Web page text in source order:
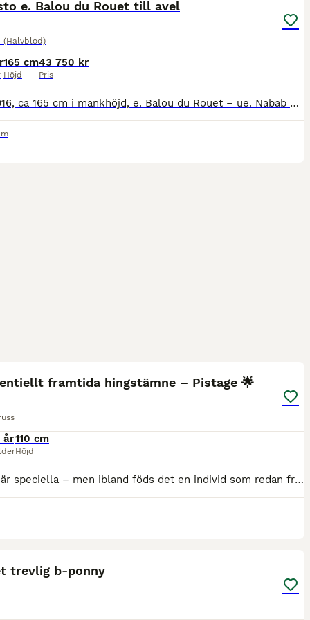
e. Balou du Rouet till avel
(Halvblod)
165 cm
Höjd
43 750 kr
Pris
Född 2016, ca 165 cm i mankhöjd, e. Balou du Rouet – ue. Nabab de Rêve. Till hösten söker Balouette “Bettan” ett nytt hem då jag väljer att minska ner min avel och fokusera mer på barnens ponnyer. B
framtida hingstämne – Pistage 🌟
år110 cm
Höjd
Alla föl är speciella – men ibland föds det en individ som redan från början har den där extra utstrålningen. Pistage, född 18 maj 2026, är ett uttrycksfullt gotlandsruss med en spännande prestationss
trevlig b-ponny